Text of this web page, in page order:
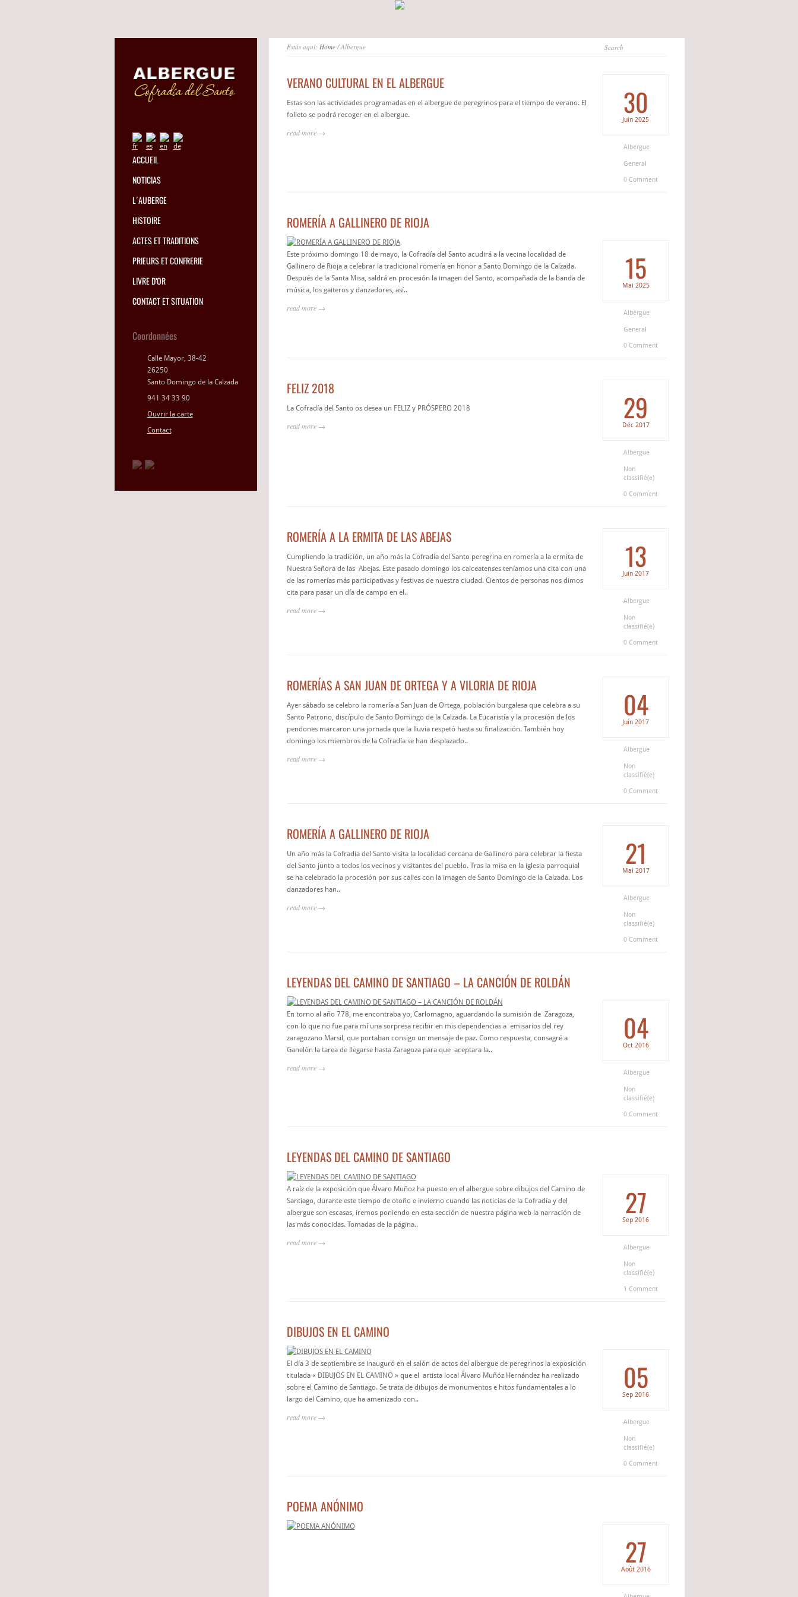
Estás aquí: Home/ Albergue
VERANO CULTURAL EN EL ALBERGUE
Estas son las actividades programadas en el albergue de peregrinos para el tiempo de verano. El
folleto se podrá recoger en el albergue.
read more →
30
Juin 2025
Albergue
General
0 Comment
ROMERÍA A GALLINERO DE RIOJA
Este próximo domingo 18 de mayo, la Cofradía del Santo acudirá a la vecina localidad de
Gallinero de Rioja a celebrar la tradicional romería en honor a Santo Domingo de la Calzada.
Después de la Santa Misa, saldrá en procesión la imagen del Santo, acompañada de la banda de
música, los gaiteros y danzadores, así..
read more →
15
Mai 2025
Albergue
General
0 Comment
FELIZ 2018
La Cofradía del Santo os desea un FELIZ y PRÓSPERO 2018
read more →
29
Déc 2017
Albergue
Non
classifié(e)
0 Comment
ROMERÍA A LA ERMITA DE LAS ABEJAS
Cumpliendo la tradición, un año más la Cofradía del Santo peregrina en romería a la ermita de
Nuestra Señora de las Abejas. Este pasado domingo los calceatenses teníamos una cita con una
de las romerías más participativas y festivas de nuestra ciudad. Cientos de personas nos dimos
cita para pasar un día de campo en el..
read more →
13
Juin 2017
Albergue
Non
classifié(e)
0 Comment
ROMERÍAS A SAN JUAN DE ORTEGA Y A VILORIA DE RIOJA
Ayer sábado se celebro la romería a San Juan de Ortega, población burgalesa que celebra a su
Santo Patrono, discípulo de Santo Domingo de la Calzada. La Eucaristía y la procesión de los
pendones marcaron una jornada que la lluvia respetó hasta su finalización. También hoy
domingo los miembros de la Cofradía se han desplazado..
read more →
04
Juin 2017
Albergue
Non
classifié(e)
0 Comment
ROMERÍA A GALLINERO DE RIOJA
Un año más la Cofradía del Santo visita la localidad cercana de Gallinero para celebrar la fiesta
del Santo junto a todos los vecinos y visitantes del pueblo. Tras la misa en la iglesia parroquial
se ha celebrado la procesión por sus calles con la imagen de Santo Domingo de la Calzada. Los
danzadores han..
read more →
21
Mai 2017
Albergue
Non
classifié(e)
0 Comment
LEYENDAS DEL CAMINO DE SANTIAGO – LA CANCIÓN DE ROLDÁN
En torno al año 778, me encontraba yo, Carlomagno, aguardando la sumisión de Zaragoza,
con lo que no fue para mí una sorpresa recibir en mis dependencias a emisarios del rey
zaragozano Marsil, que portaban consigo un mensaje de paz. Como respuesta, consagré a
Ganelón la tarea de llegarse hasta Zaragoza para que aceptara la..
read more →
04
Oct 2016
Albergue
Non
classifié(e)
0 Comment
LEYENDAS DEL CAMINO DE SANTIAGO
A raíz de la exposición que Álvaro Muñoz ha puesto en el albergue sobre dibujos del Camino de
Santiago, durante este tiempo de otoño e invierno cuando las noticias de la Cofradía y del
albergue son escasas, iremos poniendo en esta sección de nuestra página web la narración de
las más conocidas. Tomadas de la página..
read more →
27
Sep 2016
Albergue
Non
classifié(e)
1 Comment
DIBUJOS EN EL CAMINO
El día 3 de septiembre se inauguró en el salón de actos del albergue de peregrinos la exposición
titulada « DIBUJOS EN EL CAMINO » que el artista local Álvaro Muñóz Hernández ha realizado
sobre el Camino de Santiago. Se trata de dibujos de monumentos e hitos fundamentales a lo
largo del Camino, que ha amenizado con..
read more →
05
Sep 2016
Albergue
Non
classifié(e)
0 Comment
POEMA ANÓNIMO
27
Août 2016
ACCUEIL
NOTICIAS
L´AUBERGE
HISTOIRE
ACTES ET TRADITIONS
PRIEURS ET CONFRERIE
LIVRE D’OR
CONTACT ET SITUATION
Coordonnées
Calle Mayor, 38-42
26250
Santo Domingo de la Calzada
941 34 33 90
Ouvrir la carte
Contact